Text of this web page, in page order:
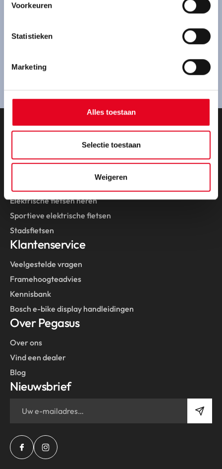
Voorkeuren
Statistieken
Marketing
Alles toestaan
Selectie toestaan
Weigeren
Ben je geïnteresseerd in een Pegasus fiets en wil je
Route plannen
Onze fietsen
Collectie 2026
Elektrische fietsen heren
Sportieve elektrische fietsen
Stadsfietsen
Klantenservice
Veelgestelde vragen
Framehoogteadvies
Kennisbank
Bosch e-bike display handleidingen
Over Pegasus
Over ons
Vind een dealer
Blog
Nieuwsbrief